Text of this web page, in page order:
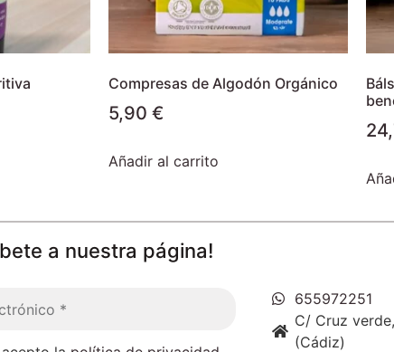
Compresas de Algodón Orgánico
5,90 €
Añadir al carrito
a nuestra página!
655972251
C/ Cruz
(Cádiz)